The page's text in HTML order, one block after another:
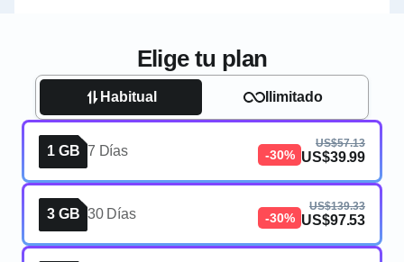
Elige tu plan
Habitual Ilimitado
1 GB 7 Días -30%
US$57.13
US$39.99
3 GB 30 Días -30%
US$139.33
US$97.53